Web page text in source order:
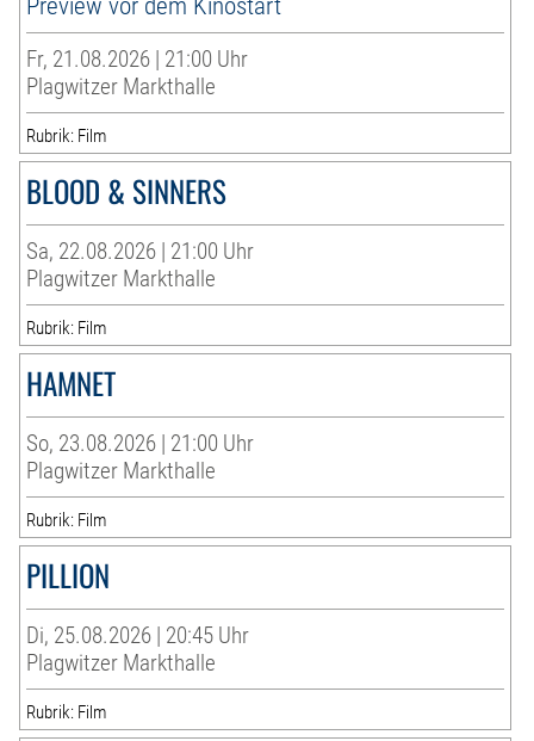
Fr, 21.08.2026 | 21:00 Uhr
Plagwitzer Markthalle
Rubrik: Film
BLOOD & SINNERS
Sa, 22.08.2026 | 21:00 Uhr
Plagwitzer Markthalle
Rubrik: Film
HAMNET
So, 23.08.2026 | 21:00 Uhr
Plagwitzer Markthalle
Rubrik: Film
PILLION
Di, 25.08.2026 | 20:45 Uhr
Plagwitzer Markthalle
Rubrik: Film